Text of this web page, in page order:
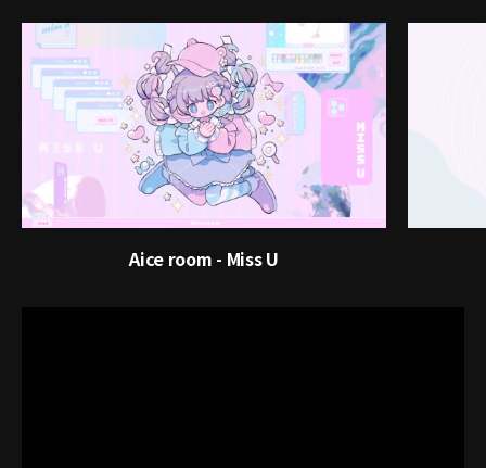
Aice room - Miss U